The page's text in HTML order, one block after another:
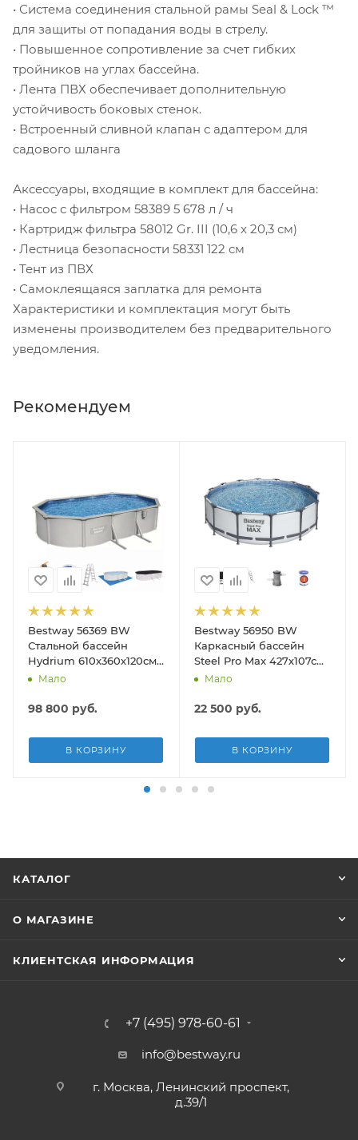
• Система соединения стальной рамы Seal & Lock ™
для защиты от попадания воды в стрелу.
• Повышенное сопротивление за счет гибких
тройников на углах бассейна.
• Лента ПВХ обеспечивает дополнительную
устойчивость боковых стенок.
• Встроенный сливной клапан с адаптером для
садового шланга
Аксессуары, входящие в комплект для бассейна:
• Насос с фильтром 58389 5 678 л / ч
• Картридж фильтра 58012 Gr. III (10,6 x 20,3 см)
• Лестница безопасности 58331 122 см
• Тент из ПВХ
• Самоклеящаяся заплатка для ремонта
Характеристики и комплектация могут быть
изменены производителем без предварительного
уведомления.
Рекомендуем
Bestway 56369 BW
Стальной бассейн
Hydrium 610х360х120см,
19929л, песч.фил.-нас
подст.
Мало
98 800 руб.
В КОРЗИНУ
Bestway 56950 BW
Каркасный бассейн
Steel Pro Max 427х107см,
13030л, фил.-насос
Мало
22 500 руб.
В КОРЗИНУ
КАТАЛОГ
О МАГАЗИНЕ
КЛИЕНТСКАЯ ИНФОРМАЦИЯ
+7 (495) 978-60-61
info@bestway.ru
г. Москва, Ленинский проспект,
д.39/1